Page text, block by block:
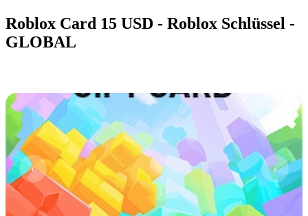
Roblox Card 15 USD - Roblox Schlüssel -
GLOBAL